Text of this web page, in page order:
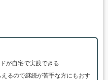
が自宅で実践できる
るので継続が苦手な方にもおす